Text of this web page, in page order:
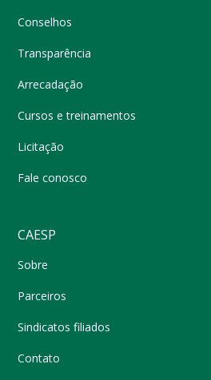
Conselhos
Transparência
Arrecadação
Cursos e treinamentos
Licitação
Fale conosco
CAESP
Sobre
Parceiros
Sindicatos filiados
Contato